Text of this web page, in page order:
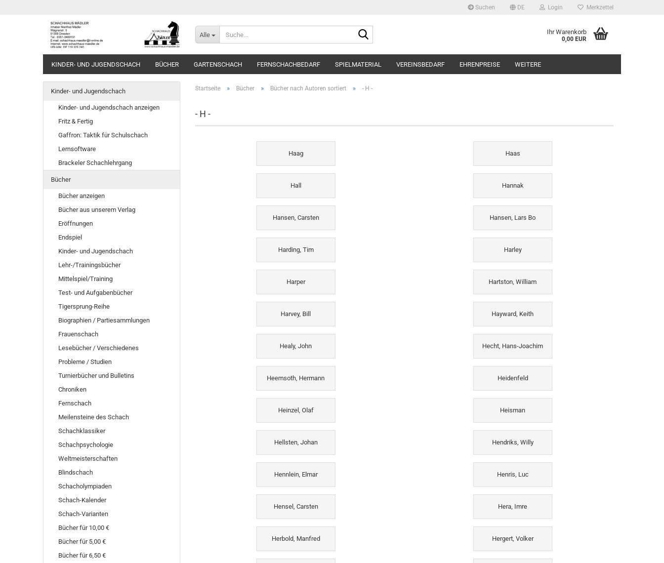
Suchen DE Login Merkzettel
Alle Ihr Warenkorb
0,00 EUR
KINDER- UND JUGENDSCHACH BÜCHER GARTENSCHACH FERNSCHACHBEDARF SPIELMATERIAL VEREINSBEDARF EHRENPREISE WEITERE
Startseite » Bücher » Bücher nach Autoren sortiert » - H -
- H -
Haag Haas
Hall Hannak
Hansen, Carsten Hansen, Lars Bo
Harding, Tim Harley
Harper Hartston, William
Harvey, Bill Hayward, Keith
Healy, John Hecht, Hans-Joachim
Heemsoth, Hermann Heidenfeld
Heinzel, Olaf Heisman
Hellsten, Johan Hendriks, Willy
Hennlein, Elmar Henris, Luc
Hensel, Carsten Hera, Imre
Herbold, Manfred Hergert, Volker
Kinder- und Jugendschach
Kinder- und Jugendschach anzeigen
Fritz & Fertig
Gaffron: Taktik für Schulschach
Lernsoftware
Brackeler Schachlehrgang
Bücher
Bücher anzeigen
Bücher aus unserem Verlag
Eröffnungen
Endspiel
Kinder- und Jugendschach
Lehr-/Trainingsbücher
Mittelspiel/Training
Test- und Aufgabenbücher
Tigersprung-Reihe
Biographien / Partiesammlungen
Frauenschach
Lesebücher / Verschiedenes
Probleme / Studien
Turnierbücher und Bulletins
Chroniken
Fernschach
Meilensteine des Schach
Schachklassiker
Schachpsychologie
Weltmeisterschaften
Blindschach
Schacholympiaden
Schach-Kalender
Schach-Varianten
Bücher für 10,00 €
Bücher für 5,00 €
Bücher für 6,50 €